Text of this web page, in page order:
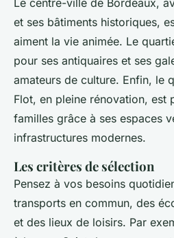
Le centre-ville de Bordeaux,
et ses bâtiments historiques,
aiment la vie animée. Le
pour ses antiquaires et ses
amateurs de culture. Enfin, le
Flot, en pleine rénovation, est
familles grâce à ses espaces
infrastructures modernes.
Les critères de sélection
Pensez à vos besoins
transports en commun, des
et des lieux de loisirs. Par